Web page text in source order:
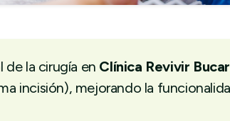
de la cirugía en Clínica Revivir
incisión), mejorando la